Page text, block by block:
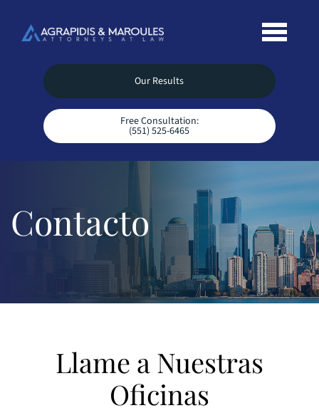
Our Results
Free Consultation:
(551) 525-6465
Contacto
Llame a Nuestras
Oficinas